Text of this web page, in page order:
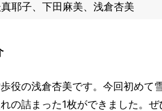
耶子、下田麻美、浅倉杏美
歩役の浅倉杏美です。今回初め
の詰まった1枚ができました。